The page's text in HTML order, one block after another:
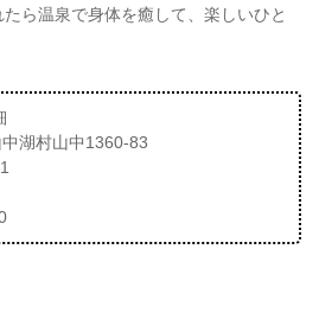
ら温泉で身体を癒して、楽しいひと
湖村山中1360-83